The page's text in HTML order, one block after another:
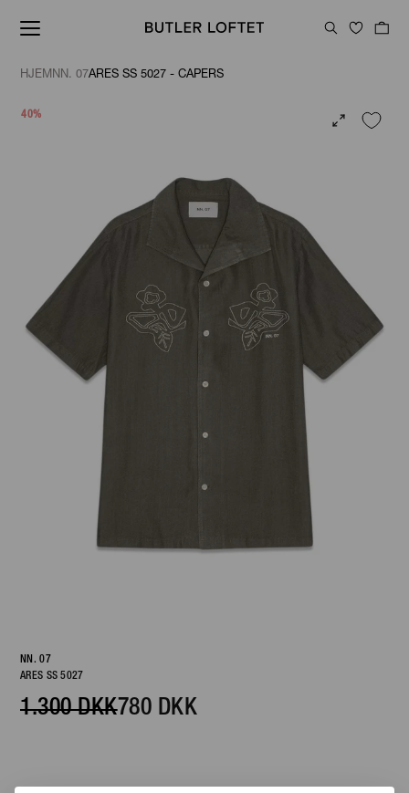
HJEMNN. 07ARES SS 5027 - CAPERS
40%
NN. 07
ARES SS 5027
780 DKK
1.300 DKK